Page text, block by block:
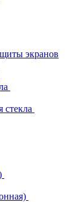
экранов
стекла